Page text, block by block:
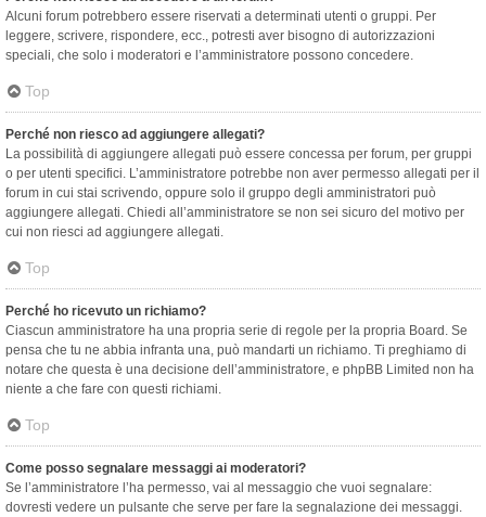
Alcuni forum potrebbero essere riservati a determinati utenti o gruppi. Per
leggere, scrivere, rispondere, ecc., potresti aver bisogno di autorizzazioni
speciali, che solo i moderatori e l’amministratore possono concedere.
Top
Perché non riesco ad aggiungere allegati?
La possibilità di aggiungere allegati può essere concessa per forum, per gruppi
o per utenti specifici. L’amministratore potrebbe non aver permesso allegati per il
forum in cui stai scrivendo, oppure solo il gruppo degli amministratori può
aggiungere allegati. Chiedi all’amministratore se non sei sicuro del motivo per
cui non riesci ad aggiungere allegati.
Top
Perché ho ricevuto un richiamo?
Ciascun amministratore ha una propria serie di regole per la propria Board. Se
pensa che tu ne abbia infranta una, può mandarti un richiamo. Ti preghiamo di
notare che questa è una decisione dell’amministratore, e phpBB Limited non ha
niente a che fare con questi richiami.
Top
Come posso segnalare messaggi ai moderatori?
Se l’amministratore l’ha permesso, vai al messaggio che vuoi segnalare:
dovresti vedere un pulsante che serve per fare la segnalazione dei messaggi.